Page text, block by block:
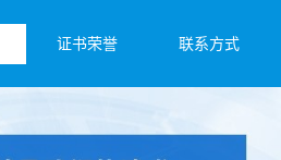
证书荣誉 联系方式